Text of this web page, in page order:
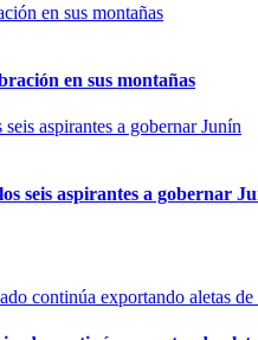
en sus montañas
seis aspirantes a gobernar